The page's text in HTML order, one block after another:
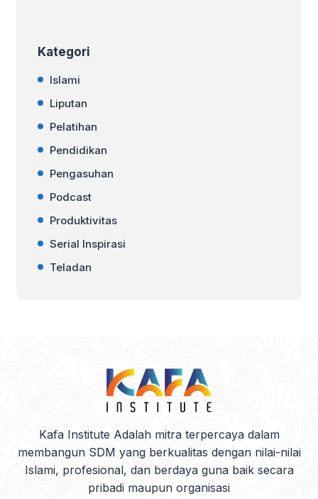
Kategori
Islami
Liputan
Pelatihan
Pendidikan
Pengasuhan
Podcast
Produktivitas
Serial Inspirasi
Teladan
Kafa Institute Adalah mitra terpercaya dalam
membangun SDM yang berkualitas dengan nilai-nilai
Islami, profesional, dan berdaya guna baik secara
pribadi maupun organisasi